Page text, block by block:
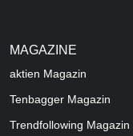
MAGAZINE
aktien Magazin
Tenbagger Magazin
Trendfollowing Magazin